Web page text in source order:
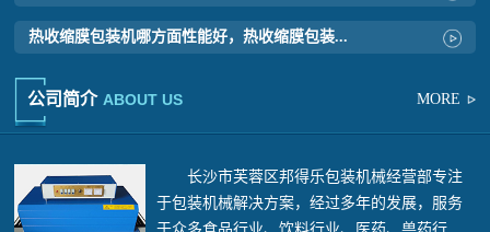
热收缩膜包装机哪方面性能好，热收缩膜包装...
MORE
公司简介 ABOUT US
长沙市芙蓉区邦得乐包装机械经营部专注
于包装机械解决方案，经过多年的发展，服务